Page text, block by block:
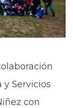
Servicios
con